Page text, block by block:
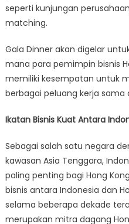
seperti kunjungan
matching.
Gala Dinner akan digelar
mana para pemimpin bisnis
memiliki kesempatan untuk
berbagai peluang kerja
Ikatan Bisnis Kuat Antara
Sebagai salah satu negara
kawasan Asia Tenggara,
paling penting bagi Hong
bisnis antara Indonesia dan
selama beberapa dekade
merupakan mitra dagang